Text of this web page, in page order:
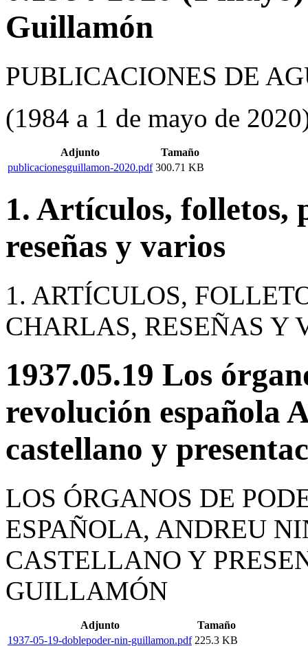
Guillamón
PUBLICACIONES DE
(1984 a 1 de mayo de
Adjunto
Tamaño
publicacionesguillamon-2020.pdf 300.71 KB
1. Artículos, folletos,
reseñas y varios
1. ARTÍCULOS,
CHARLAS, RESEÑAS Y
1937.05.19 Los
revolución española
castellano y
LOS ÓRGANOS DE
ESPAÑOLA, ANDREU
CASTELLANO Y
GUILLAMÓN
Adjunto
Tamaño
1937-05-19-doblepoder-nin-guillamon.pdf 225.3 KB